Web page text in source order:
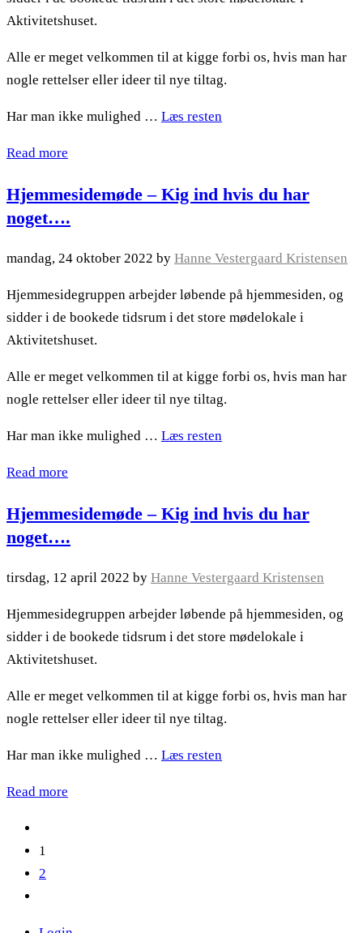
Aktivitetshuset.
Alle er meget velkommen til at kigge forbi os, hvis man har
nogle rettelser eller ideer til nye tiltag.
Har man ikke mulighed … Læs resten
Read more
Hjemmesidemøde – Kig ind hvis du har
noget….
mandag, 24 oktober 2022 by Hanne Vestergaard Kristensen
Hjemmesidegruppen arbejder løbende på hjemmesiden, og
sidder i de bookede tidsrum i det store mødelokale i
Aktivitetshuset.
Alle er meget velkommen til at kigge forbi os, hvis man har
nogle rettelser eller ideer til nye tiltag.
Har man ikke mulighed … Læs resten
Read more
Hjemmesidemøde – Kig ind hvis du har
noget….
tirsdag, 12 april 2022 by Hanne Vestergaard Kristensen
Hjemmesidegruppen arbejder løbende på hjemmesiden, og
sidder i de bookede tidsrum i det store mødelokale i
Aktivitetshuset.
Alle er meget velkommen til at kigge forbi os, hvis man har
nogle rettelser eller ideer til nye tiltag.
Har man ikke mulighed … Læs resten
Read more
1
2